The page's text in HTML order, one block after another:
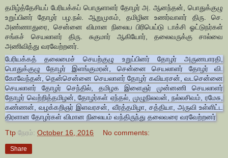
தமிழ்த்தேசியப் பேரியக்கப் பொருளாளர் தோழர் அ. ஆனந்தன், பொதுக்குழு
உறுப்பினர் தோழர் பழ.நல். ஆறுமுகம், தமிழின உணர்வாளர் திரு. செ.
அண்ணாதுரை, சென்னை விமான நிலைய பிரிபெய்டு டாக்சி ஓட்டுநர்கள்
சங்கச் செயலாளர் திரு. சுகுமார் ஆகியோர், தலைவருக்கு சால்வை
அணிவித்து வரவேற்றனர்.
பேரியக்கத் தலைமைச் செயற்குழு உறுப்பினர் தோழர் அருணபாரதி,
பொதுக்குழு தோழர் இளங்குமரன், சென்னை செயலாளர் தோழர் வி.
கோவேந்தன், தென்சென்னை செயலாளர் தோழர் கவியரசன், வடசென்னை
செயலாளர் தோழர் செந்தில், தமிழக இளைஞர் முன்னணி செயலாளர்
தோழர் வெற்றித்தமிழன், தோழர்கள் ஏந்தல், முழுநிலவன், நல்லசிவம், ரமேசு,
கண்ணன், வழக்கறிஞர் இளவரசன், வீரத்தமிழா, சத்தியா, அருவி உள்ளிட்ட
திரளான தோழர்கள் விமான நிலையம் வந்திருந்து தலைவரை வரவேற்றனர்
Ttp நேரம்: October 16, 2016 No comments:
Share